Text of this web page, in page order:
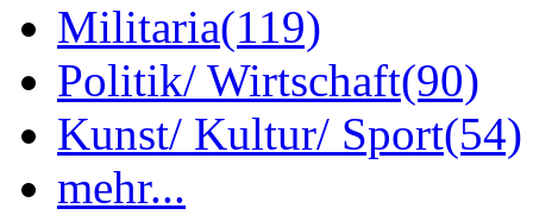
Militaria(119)
Politik/ Wirtschaft(90)
Kunst/ Kultur/ Sport(54)
mehr...